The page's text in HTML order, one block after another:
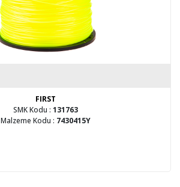
FIRST
SMK Kodu : 131763
Malzeme Kodu : 7430415Y